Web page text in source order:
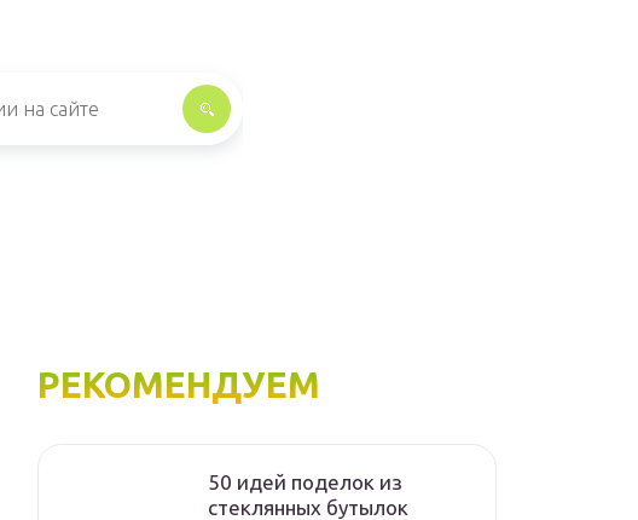
РЕКОМЕНДУЕМ
50 идей поделок из
стеклянных бутылок